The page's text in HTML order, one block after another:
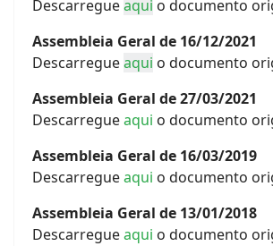
Descarregueaqui o documento
Assembleia Geral de 16/12/2021
Descarregueaqui o documento
Assembleia Geral de 27/03/2021
Descarregueaqui o documento
Assembleia Geral de 16/03/2019
Descarregueaqui o documento
Assembleia Geral de 13/01/2018
Descarregueaqui o documento